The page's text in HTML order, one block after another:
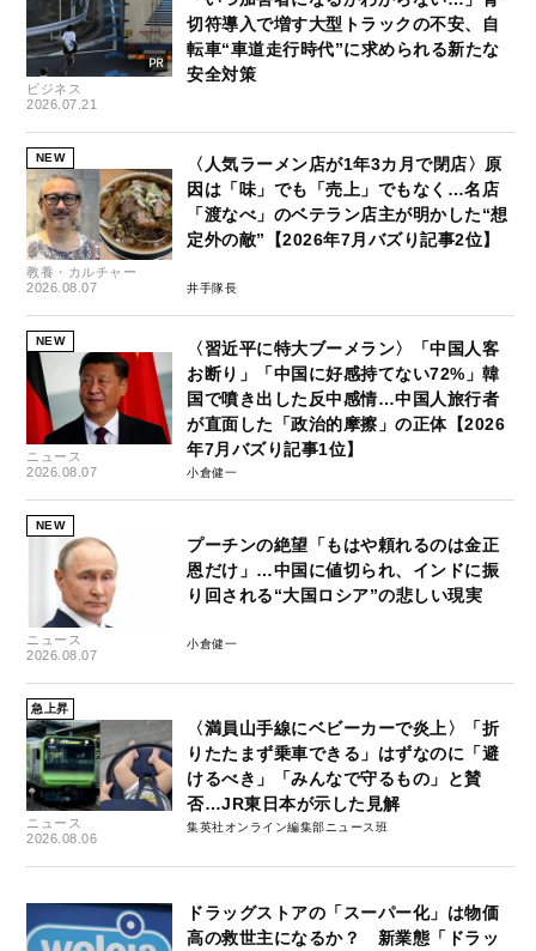
ビジネス
2026.07.21
切符導入で増す大型トラックの不安、自
転車“車道走行時代”に求められる新たな
安全対策
NEW
教養・カルチャー
2026.08.07
〈人気ラーメン店が1年3カ月で閉店〉原
因は「味」でも「売上」でもなく…名店
「渡なべ」のベテラン店主が明かした“想
定外の敵”【2026年7月バズり記事2位】
井手隊長
NEW
ニュース
2026.08.07
〈習近平に特大ブーメラン〉「中国人客
お断り」「中国に好感持てない72%」韓
国で噴き出した反中感情…中国人旅行者
が直面した「政治的摩擦」の正体【2026
年7月バズり記事1位】
小倉健一
NEW
ニュース
2026.08.07
プーチンの絶望「もはや頼れるのは金正
恩だけ」…中国に値切られ、インドに振
り回される“大国ロシア”の悲しい現実
小倉健一
急上昇
ニュース
2026.08.06
〈満員山手線にベビーカーで炎上〉「折
りたたまず乗車できる」はずなのに「避
けるべき」「みんなで守るもの」と賛
否…JR東日本が示した見解
集英社オンライン編集部ニュース班
ドラッグストアの「スーパー化」は物価
高の救世主になるか？ 新業態「ドラッ